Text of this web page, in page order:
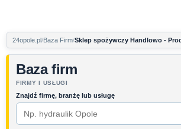
24opole.pl Baza Firm Sklep spożywczy Handlowo -
Baza firm
FIRMY I USŁUGI
Znajdź firmę, branżę lub usługę